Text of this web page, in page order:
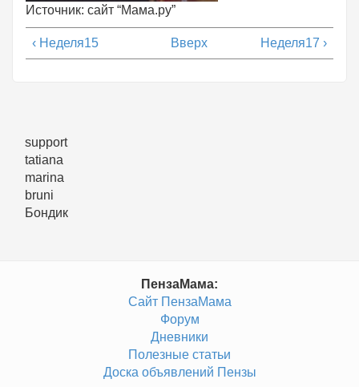
Источник: сайт “Мама.ру”
‹ Неделя15 Вверх Неделя17 ›
support
tatiana
marina
bruni
Бондик
ПензаМама:
Сайт ПензаМама
Форум
Дневники
Полезные статьи
Доска объявлений Пензы